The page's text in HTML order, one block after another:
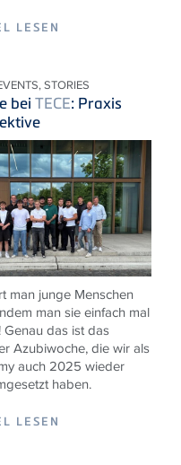
LESEN
STORIES
beiTECE: Praxis
man junge Menschen
man sie einfach mal
Genau das ist das
Azubiwoche, die wir als
auch 2025 wieder
haben.
LESEN